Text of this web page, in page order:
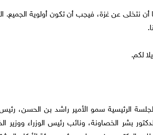
أن نتخلى عن غزة، فيجب أن تكون أولوية الجميع.
لكم.
الرئيسية سمو الأمير راشد بن الحسن، رئيس
الدكتور بشر الخصاونة، ونائب رئيس الوزراء